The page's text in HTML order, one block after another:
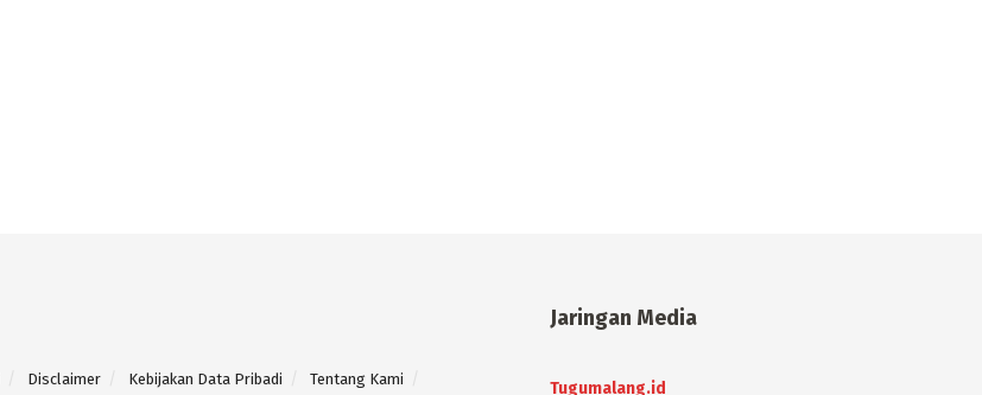
Disclaimer Kebijakan Data Pribadi Tentang Kami
Jaringan Media
Tugumalang.id